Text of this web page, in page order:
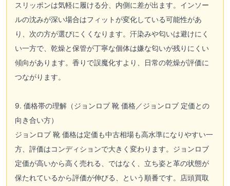
スリッポンは気軽に履ける分、内側に差が出ます。インソー
ルの沈みが深い場合はフィットが変化している可能性があ
り、次の方が選びにくくなります。汗染みや匂いは避けにく
い一方で、乾燥と保管が丁寧な個体は嫌な匂いが残りにくい
傾向があります。香りで誤魔化すより、日常の乾燥が評価に
つながります。
9. 価格帯の理解（ジョンロブ 靴 価格／ジョンロブ 定価との
向き合い方）
ジョンロブ 靴 価格は定価も中古相場も高水準になりやすい一
方、評価はコンディションで大きく変わります。ジョンロブ
定価が高いから高く売れる、ではなく、立ち姿と革の状態が
保たれているから評価が伸びる、という順番です。店頭買取